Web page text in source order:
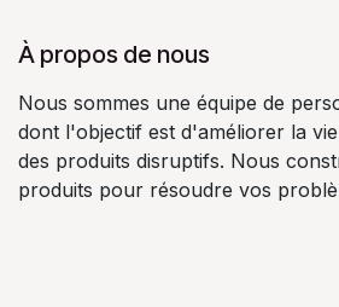
À propos de nous
Nous sommes une équipe de
dont l'objectif est d'améliorer la
des produits disruptifs. Nous
produits pour résoudre vos